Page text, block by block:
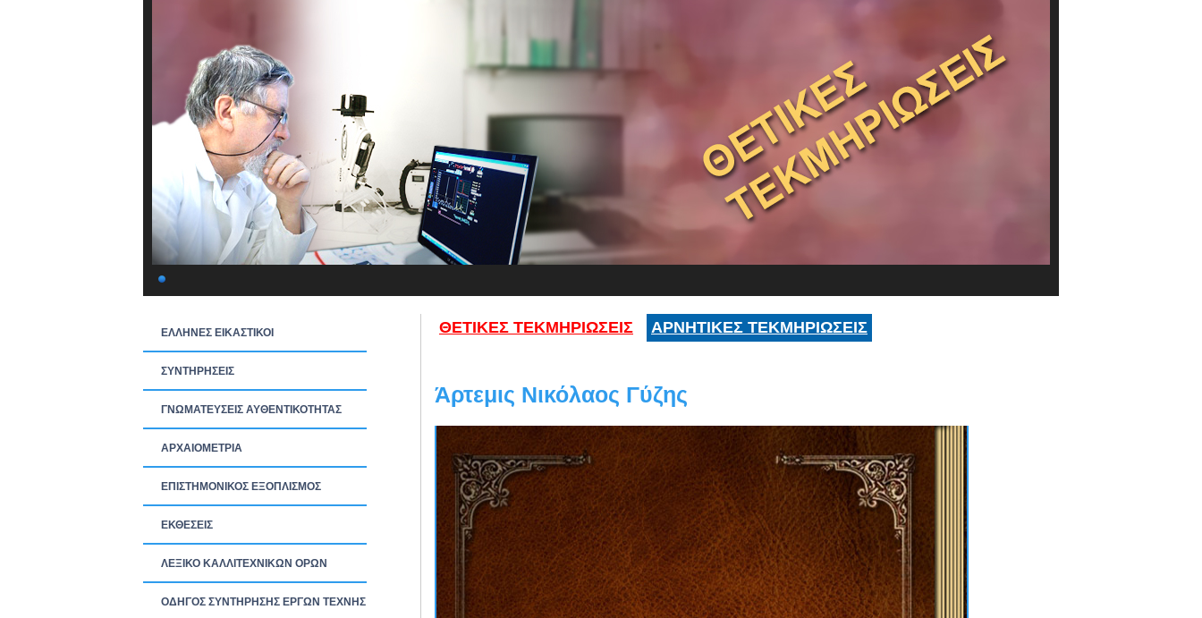
ΕΛΛΗΝΕΣ ΕΙΚΑΣΤΙΚΟΙ
ΣΥΝΤΗΡΗΣΕΙΣ
ΓΝΩΜΑΤΕΥΣΕΙΣ ΑΥΘΕΝΤΙΚΟΤΗΤΑΣ
ΑΡΧΑΙΟΜΕΤΡΙΑ
ΕΠΙΣΤΗΜΟΝΙΚΟΣ ΕΞΟΠΛΙΣΜΟΣ
ΕΚΘΕΣΕΙΣ
ΛΕΞΙΚΟ ΚΑΛΛΙΤΕΧΝΙΚΩΝ ΟΡΩΝ
ΟΔΗΓΟΣ ΣΥΝΤΗΡΗΣΗΣ ΕΡΓΩΝ ΤΕΧΝΗΣ
ΘΕΤΙΚΕΣ ΤΕΚΜΗΡΙΩΣΕΙΣ ΑΡΝΗΤΙΚΕΣ ΤΕΚΜΗΡΙΩΣΕΙΣ
Άρτεμις Νικόλαος Γύζης